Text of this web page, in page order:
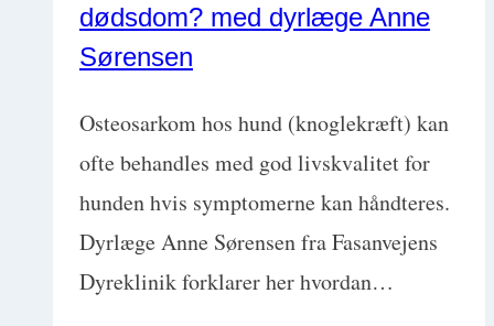
dødsdom? med dyrlæge Anne
Sørensen
Osteosarkom hos hund (knoglekræft) kan
ofte behandles med god livskvalitet for
hunden hvis symptomerne kan håndteres.
Dyrlæge Anne Sørensen fra Fasanvejens
Dyreklinik forklarer her hvordan…